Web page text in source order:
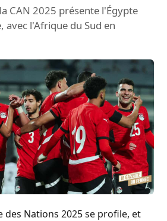
CAN 2025 présente l'Égypte
avec l'Afrique du Sud en
des Nations 2025 se profile, et